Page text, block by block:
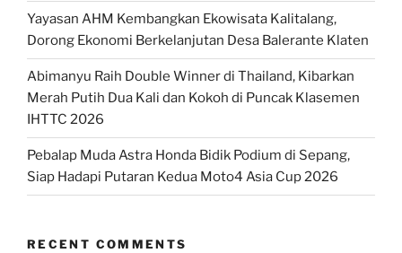
Yayasan AHM Kembangkan Ekowisata Kalitalang,
Dorong Ekonomi Berkelanjutan Desa Balerante Klaten
Abimanyu Raih Double Winner di Thailand, Kibarkan
Merah Putih Dua Kali dan Kokoh di Puncak Klasemen
IHTTC 2026
Pebalap Muda Astra Honda Bidik Podium di Sepang,
Siap Hadapi Putaran Kedua Moto4 Asia Cup 2026
RECENT COMMENTS